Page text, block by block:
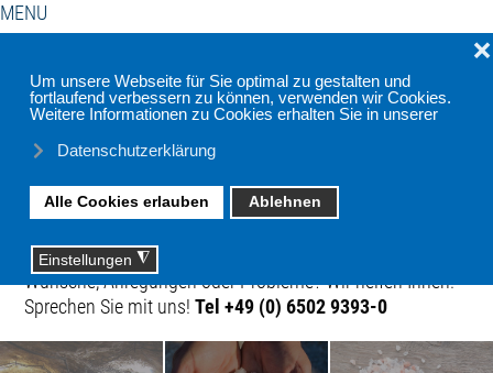
MENU
Sie
Wünsche, Anregungen oder Probleme? Wir helfen Ihnen!
Sprechen Sie mit uns!Tel +49 (0) 6502 9393-0